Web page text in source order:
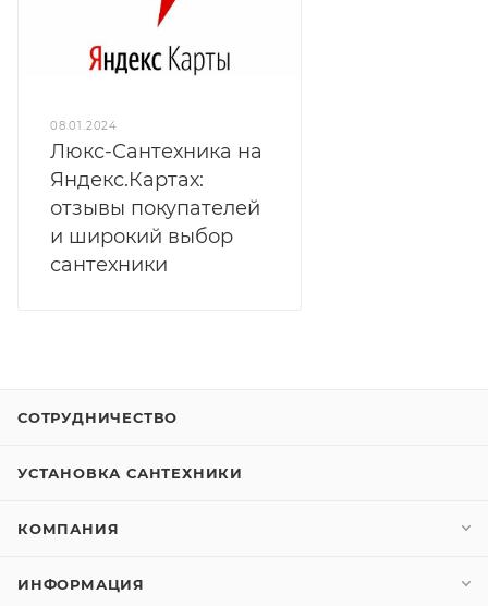
08.01.2024
Люкс-Сантехника на
Яндекс.Картах:
отзывы покупателей
и широкий выбор
сантехники
СОТРУДНИЧЕСТВО
УСТАНОВКА САНТЕХНИКИ
КОМПАНИЯ
ИНФОРМАЦИЯ